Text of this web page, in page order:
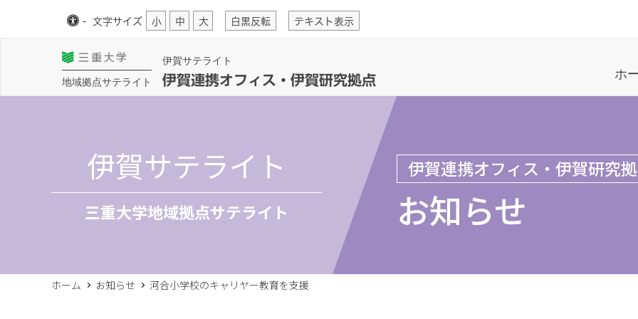
- 文字サイズ 小 中 大 白黒反転 テキスト表示
地域拠点サテライト
伊賀サテライト
伊賀連携オフィス・伊賀研究拠点 ホ
伊賀サテライト
三重大学地域拠点サテライト
伊賀連携オフィス・伊賀研究
お知らせ
ホーム お知らせ 河合小学校のキャリヤー教育を支援